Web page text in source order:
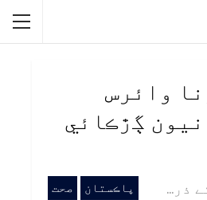
وائرس
8 جانيون ڳڙڪائي
پاڪستان صحت
ذریعہ